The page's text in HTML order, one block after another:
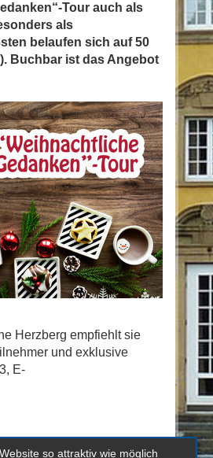
Tour auch als
als
belaufen sich auf 50
Buchbar ist das Angebot
Herzberg empfiehlt sie
und exklusive
E-
so attraktiv wie möglich